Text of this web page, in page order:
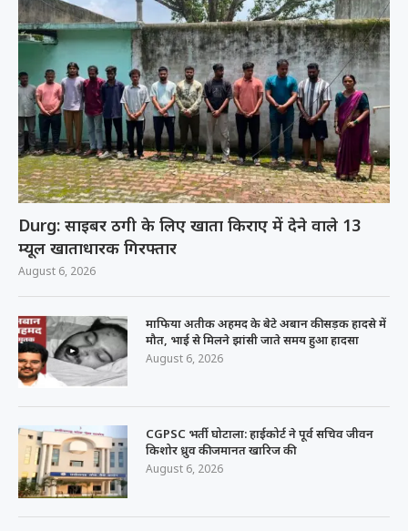
Durg: साइबर ठगी के लिए खाता किराए में देने वाले 13
म्यूल खाताधारक गिरफ्तार
August 6, 2026
माफिया अतीक अहमद के बेटे अबान की सड़क हादसे में
मौत, भाई से मिलने झांसी जाते समय हुआ हादसा
August 6, 2026
CGPSC भर्ती घोटाला: हाईकोर्ट ने पूर्व सचिव जीवन
किशोर ध्रुव की जमानत खारिज की
August 6, 2026